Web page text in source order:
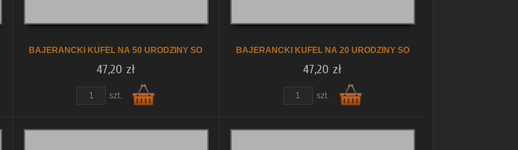
BAJERANCKI KUFEL NA 50 URODZINY SO
47,20 zł
szt.
BAJERANCKI KUFEL NA 20 URODZINY SO
47,20 zł
szt.